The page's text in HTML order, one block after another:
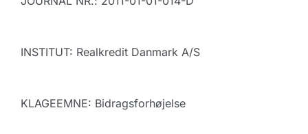
INSTITUT: Realkredit Danmark A/S
KLAGEEMNE: Bidragsforhøjelse